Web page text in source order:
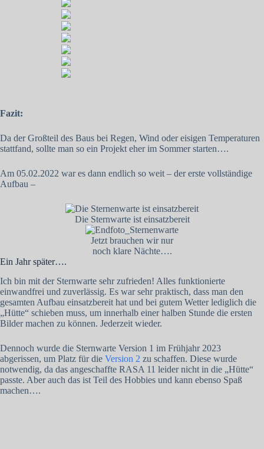
Fazit:
Da der Großteil des Baus bei Regen, Wind oder eisigen Temperaturen
stattfand, sollte man so ein Projekt eher im Sommer starten….
Am 05.02.2022 war es dann endlich so weit – der erste vollständige
Aufbau –
Die Sternwarte ist einsatzbereit
Jetzt brauchen wir nur
noch klare Nächte….
Ein Jahr später….
Ich bin mit der Sternwarte sehr zufrieden! Alles funktionierte
einwandfrei und zuverlässig. Es war sehr praktisch, dass man den
gesamten Aufbau einsatzbereit hat und bei gutem Wetter lediglich die
„Hütte“ schieben muss, um innerhalb einer halben Stunde die ersten
Bilder machen zu können. Jederzeit wieder.
Dennoch wurde die Sternwarte Version 1 im Frühjahr 2023
abgerissen, um Platz für die Version 2 zu schaffen. Diese wurde
notwendig, da das angeschaffte RASA 11 leider nicht in die „Hütte“
passte. Aber auch das ist Teil des Hobbies und kann ebenso Spaß
machen….